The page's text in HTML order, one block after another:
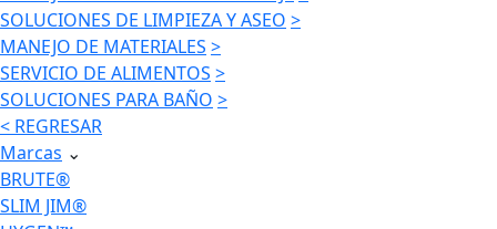
SOLUCIONES DE LIMPIEZA Y ASEO >
MANEJO DE MATERIALES >
SERVICIO DE ALIMENTOS >
SOLUCIONES PARA BAÑO >
< REGRESAR
Marcas ⌄
BRUTE®
SLIM JIM®